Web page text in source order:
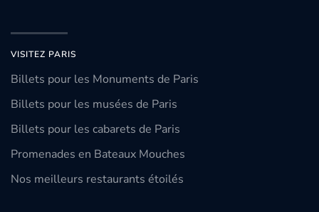
VISITEZ PARIS
Billets pour les Monuments de Paris
Billets pour les musées de Paris
Billets pour les cabarets de Paris
Promenades en Bateaux Mouches
Nos meilleurs restaurants étoilés